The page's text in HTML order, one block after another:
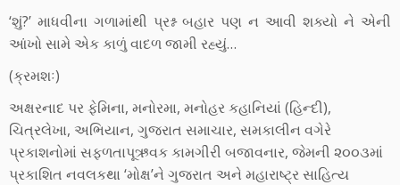
‘શું?’ માધવીના ગળામાંથી પ્રશ્ન બહાર પણ ન આવી શક્યો ને એની
આંખો સામે એક કાળું વાદળ જામી રહ્યું…
(ક્રમશઃ)
અક્ષરનાદ પર ફેમિના, મનોરમા, મનોહર કહાનિયાં (હિન્દી),
ચિત્રલેખા, અભિયાન, ગુજરાત સમાચાર, સમકાલીન વગેરે
પ્રકાશનોમાં સફળતાપૂઋવક કામગીરી બજાવનાર, જેમની ૨૦૦૩માં
પ્રકાશિત નવલકથા ‘મોક્ષ’ને ગુજરાત અને મહારાષ્ટ્ર સાહિત્ય